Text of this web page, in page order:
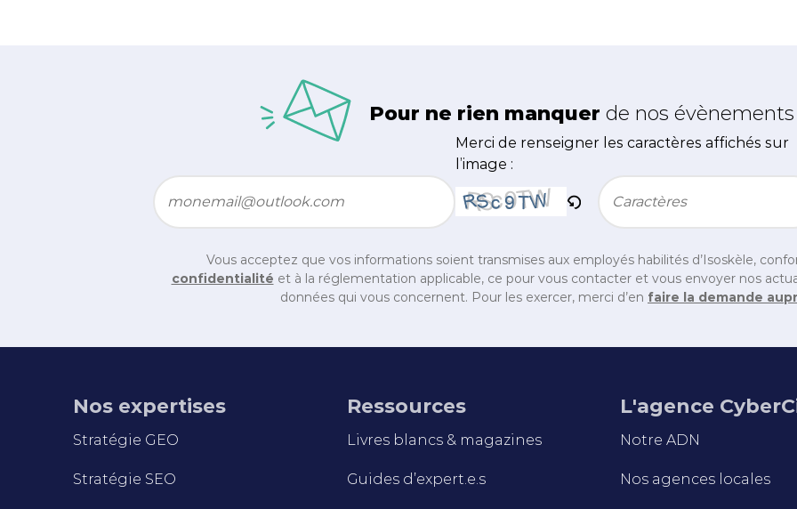
Pour ne rien manquer de nos
Email
Merci de renseigner les caractères affichés sur
l’image :
Vous acceptez que vos informations soient transmises aux employés habilités d’Isoskèle,
confidentialité et à la réglementation applicable, ce pour vous contacter et vous envoyer nos
données qui vous concernent. Pour les exercer, merci d’en faire la demande
Nos expertises
Stratégie GEO
Stratégie SEO
Ressources
Livres blancs & magazines
Guides d’expert.e.s
L'agence
Notre ADN
Nos agences locales